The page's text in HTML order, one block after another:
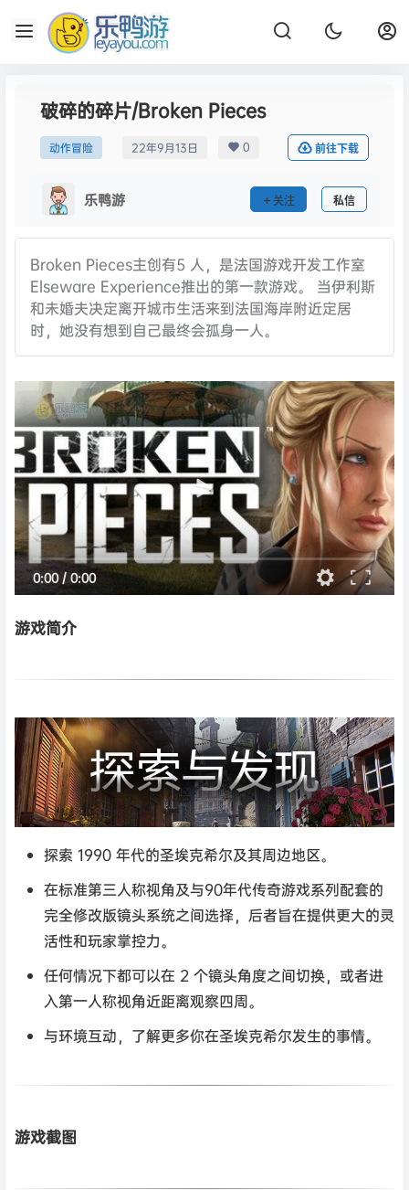
破碎的碎片/Broken Pieces
动作冒险 22年9月13日 0 前往下载
乐鸭游 关注 私信
Broken Pieces主创有5 人，是法国游戏开发工作室
Elseware Experience推出的第一款游戏。 当伊利斯
和未婚夫决定离开城市生活来到法国海岸附近定居
时，她没有想到自己最终会孤身一人。
0:00/0:00
游戏简介
探索 1990 年代的圣埃克希尔及其周边地区。
在标准第三人称视角及与90年代传奇游戏系列配套的
完全修改版镜头系统之间选择，后者旨在提供更大的灵
活性和玩家掌控力。
任何情况下都可以在 2 个镜头角度之间切换，或者进
入第一人称视角近距离观察四周。
与环境互动，了解更多你在圣埃克希尔发生的事情。
游戏截图